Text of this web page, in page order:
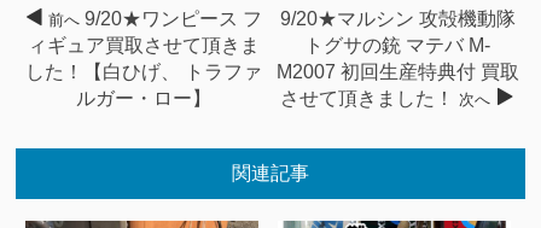
前へ 9/20★ワンピース フ
ィギュア買取させて頂きま
した！【白ひげ、 トラファ
ルガー・ロー】
9/20★マルシン 攻殻機動隊
トグサの銃 マテバ M-
M2007 初回生産特典付 買取
させて頂きました！
次へ
関連記事